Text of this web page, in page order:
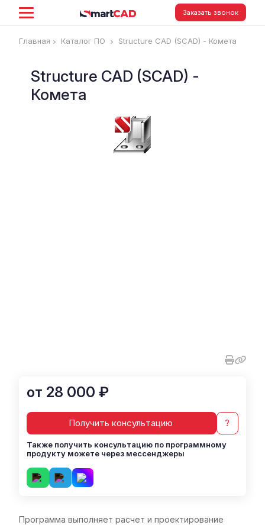
Заказать звонок
Главная Каталог ПО Structure CAD (SCAD) - Комета
Structure CAD (SCAD) -
Комета
Программа выполняет расчет и проектирование
от 28 000 ₽
Получить консультацию ?
Также получить консультацию по программному
продукту можете через мессенджеры